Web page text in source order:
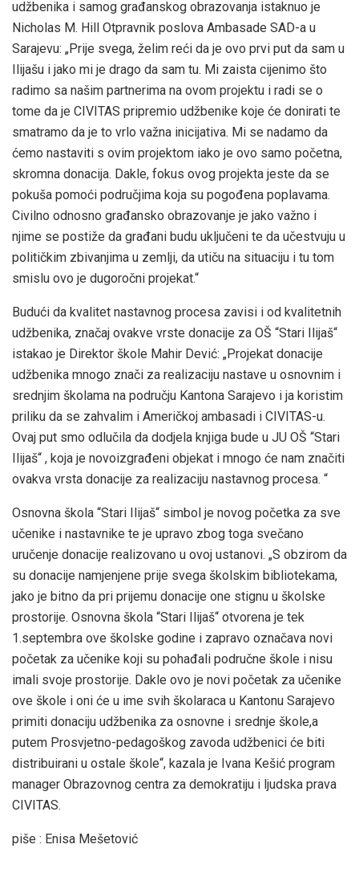
udžbenika i samog građanskog obrazovanja istaknuo je
Nicholas M. Hill Otpravnik poslova Ambasade SAD-a u
Sarajevu: „Prije svega, želim reći da je ovo prvi put da sam u
Ilijašu i jako mi je drago da sam tu. Mi zaista cijenimo što
radimo sa našim partnerima na ovom projektu i radi se o
tome da je CIVITAS pripremio udžbenike koje će donirati te
smatramo da je to vrlo važna inicijativa. Mi se nadamo da
ćemo nastaviti s ovim projektom iako je ovo samo početna,
skromna donacija. Dakle, fokus ovog projekta jeste da se
pokuša pomoći područjima koja su pogođena poplavama.
Civilno odnosno građansko obrazovanje je jako važno i
njime se postiže da građani budu uključeni te da učestvuju u
političkim zbivanjima u zemlji, da utiču na situaciju i tu tom
smislu ovo je dugoročni projekat.“
Budući da kvalitet nastavnog procesa zavisi i od kvalitetnih
udžbenika, značaj ovakve vrste donacije za OŠ “Stari Ilijaš“
istakao je Direktor škole Mahir Dević: „Projekat donacije
udžbenika mnogo znači za realizaciju nastave u osnovnim i
srednjim školama na području Kantona Sarajevo i ja koristim
priliku da se zahvalim i Američkoj ambasadi i CIVITAS-u.
Ovaj put smo odlučila da dodjela knjiga bude u JU OŠ “Stari
Ilijaš“ , koja je novoizgrađeni objekat i mnogo će nam značiti
ovakva vrsta donacije za realizaciju nastavnog procesa. “
Osnovna škola “Stari Ilijaš“ simbol je novog početka za sve
učenike i nastavnike te je upravo zbog toga svečano
uručenje donacije realizovano u ovoj ustanovi. „S obzirom da
su donacije namjenjene prije svega školskim bibliotekama,
jako je bitno da pri prijemu donacije one stignu u školske
prostorije. Osnovna škola “Stari Ilijaš“ otvorena je tek
1.septembra ove školske godine i zapravo označava novi
početak za učenike koji su pohađali područne škole i nisu
imali svoje prostorije. Dakle ovo je novi početak za učenike
ove škole i oni će u ime svih školaraca u Kantonu Sarajevo
primiti donaciju udžbenika za osnovne i srednje škole,a
putem Prosvjetno-pedagoškog zavoda udžbenici će biti
distribuirani u ostale škole“, kazala je Ivana Kešić program
manager Obrazovnog centra za demokratiju i ljudska prava
CIVITAS.
piše : Enisa Mešetović